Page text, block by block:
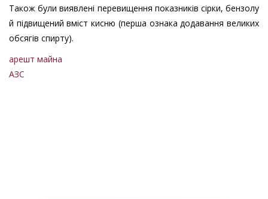
Також були виявлені перевищення показників сірки, бензолу
й підвищений вміст кисню (перша ознака додавання великих
обсягів спирту).
арешт майна
АЗС